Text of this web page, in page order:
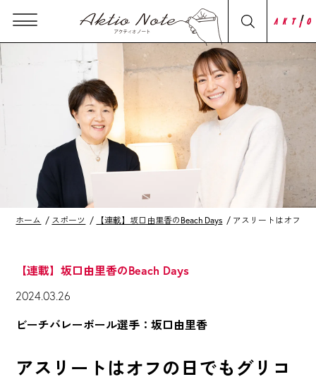
ホーム スポーツ 【連載】坂口由里香のBeach Days アスリートはオフの
【連載】坂口由里香のBeach Days
2024.03.26
ビーチバレーボール選手：坂口由里香
アスリートはオフの日でもグリコ